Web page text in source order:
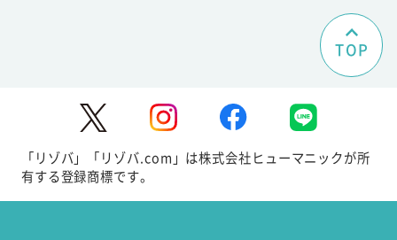
TOP
「リゾバ」「リゾバ.com」は株式会社ヒューマニックが所
有する登録商標です。